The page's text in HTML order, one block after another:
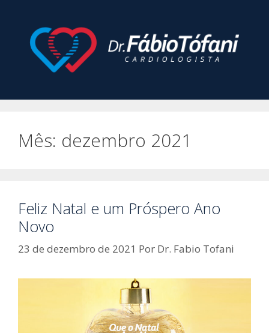
conteúdo
Mês: dezembro 2021
Feliz Natal e um Próspero Ano
Novo
23 de dezembro de 2021 Por Dr. Fabio Tofani